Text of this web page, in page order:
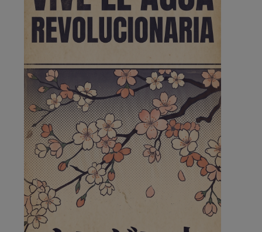
de la …
A ver si llega alguno que de verdad le importe la
Pozuelo de Alarcón
🔴 EXCLUSIVA | El comisario
de la …
Wayne Rooney era el comisario de pozuelo?
Pozuelo de Alarcón
🔴 EXCLUSIVA | El comisario
de la …